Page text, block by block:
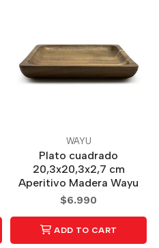
WAYU
Plato cuadrado
20,3x20,3x2,7 cm
Aperitivo Madera Wayu
$6.990
ADD TO CART